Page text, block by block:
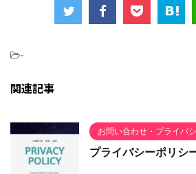
-
関連記事
お問い合わせ・プライバ
プライバシーポリシ